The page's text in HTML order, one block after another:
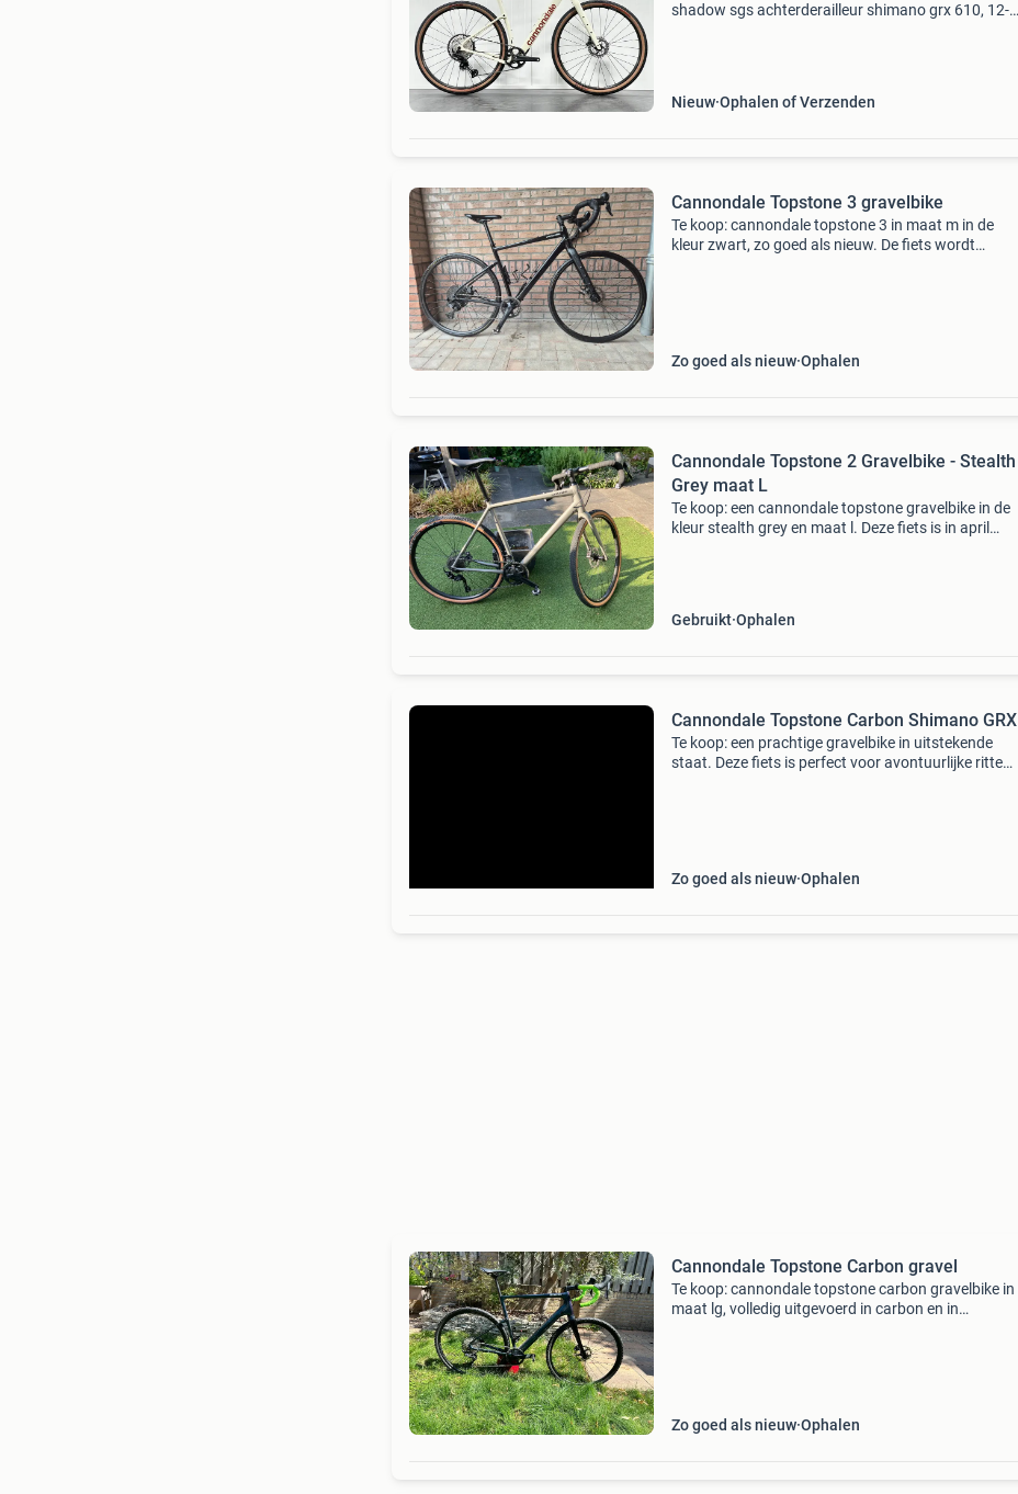
shadow sgs achterderailleur shimano grx 610, 12-
Nieuw Ophalen of Verzenden
Cannondale Topstone 3 gravelbike
Te koop: cannondale topstone 3 in maat m in de
kleur zwart, zo goed als nieuw. De fiets wordt
Zo goed als nieuw Ophalen
Cannondale Topstone 2 Gravelbike - Stealth
Grey maat L
Te koop: een cannondale topstone gravelbike in de
kleur stealth grey en maat l. Deze fiets is in april
Gebruikt Ophalen
Cannondale Topstone Carbon Shimano GRX
Te koop: een prachtige gravelbike in uitstekende
staat. Deze fiets is perfect voor avontuurlijke ritten
Zo goed als nieuw Ophalen
Cannondale Topstone Carbon gravel
Te koop: cannondale topstone carbon gravelbike in
maat lg, volledig uitgevoerd in carbon en in
Zo goed als nieuw Ophalen